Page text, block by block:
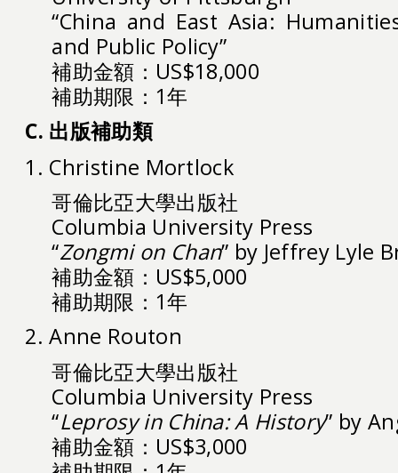
“China and East Asia:
and Public Policy”
補助金額：US$18,000
補助期限：1年
C. 出版補助類
1. Christine Mortlock
哥倫比亞大學出版社
Columbia University Press
“Zongmi on Chan” by Jeffrey Lyle
補助金額：US$5,000
補助期限：1年
2. Anne Routon
哥倫比亞大學出版社
Columbia University Press
“Leprosy in China: A History” by
補助金額：US$3,000